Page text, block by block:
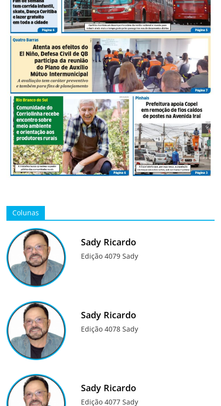
Colunas
Sady Ricardo
Edição 4079 Sady
Sady Ricardo
Edição 4078 Sady
Sady Ricardo
Edição 4077 Sady